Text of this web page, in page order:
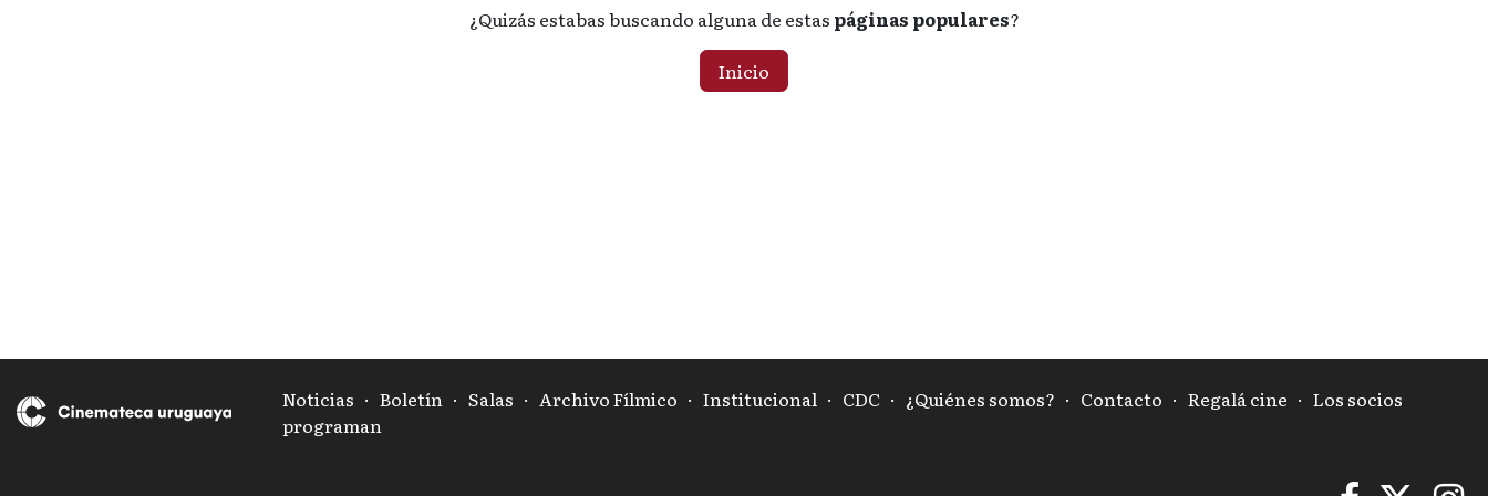
¿Quizás estabas buscando alguna de estas páginas populares?
Inicio
Noticias · Boletín · Salas · Archivo Fílmico · Institucional · CDC · ¿Quiénes somos? · Contacto · Regalá cine · Los socios
programan